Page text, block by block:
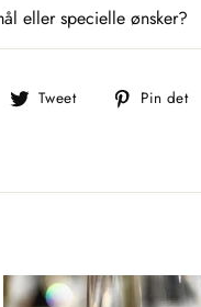
eller specielle ønsker?
Del
Tweet
Tweet Pin det